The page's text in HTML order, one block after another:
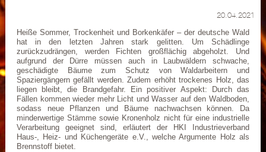
20.04.2021
Heiße Sommer, Trockenheit und Borkenkäfer – der deutsche Wald
hat in den letzten Jahren stark gelitten. Um Schädlinge
zurückzudrängen, werden Fichten großflächig abgeholzt. Und
aufgrund der Dürre müssen auch in Laubwäldern schwache,
geschädigte Bäume zum Schutz von Waldarbeitern und
Spaziergängern gefällt werden. Zudem erhöht trockenes Holz, das
liegen bleibt, die Brandgefahr. Ein positiver Aspekt: Durch das
Fällen kommen wieder mehr Licht und Wasser auf den Waldboden,
sodass neue Pflanzen und Bäume nachwachsen können. Da
minderwertige Stämme sowie Kronenholz nicht für eine industrielle
Verarbeitung geeignet sind, erläutert der HKI Industrieverband
Haus-, Heiz- und Küchengeräte e.V., welche Argumente Holz als
Brennstoff bietet.